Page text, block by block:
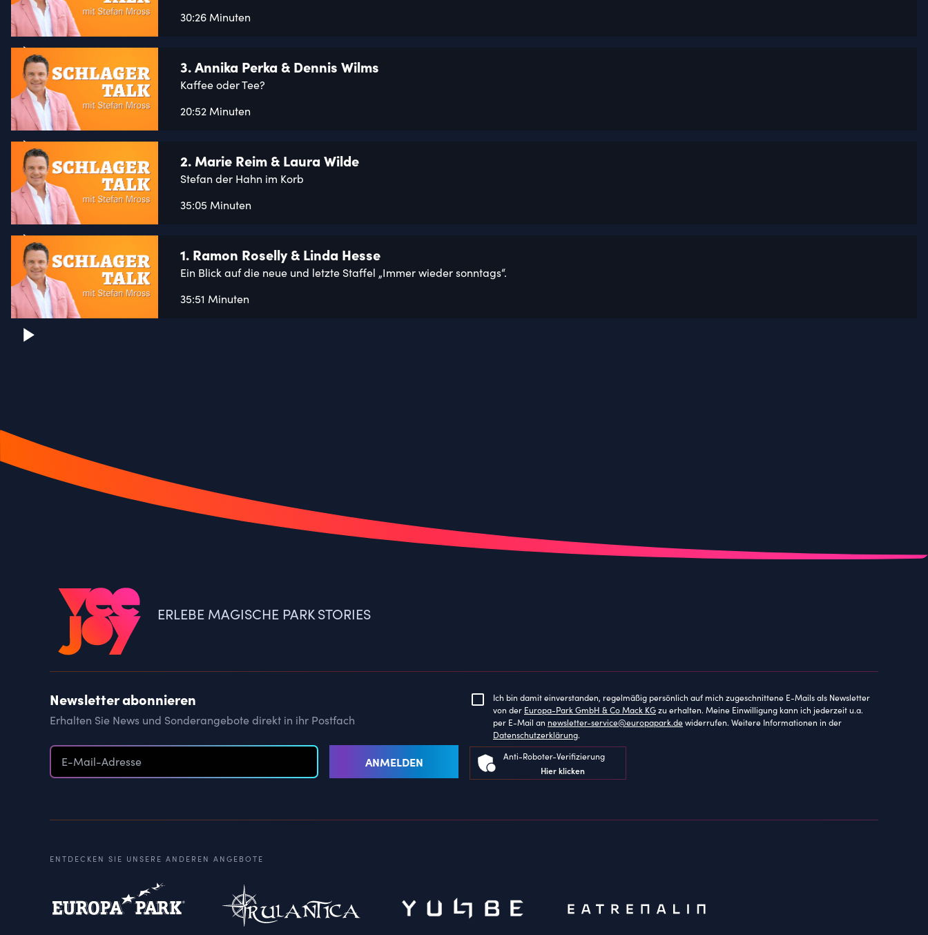
30:26 Minuten
3. Annika Perka & Dennis Wilms
Kaffee oder Tee?
20:52 Minuten
2. Marie Reim & Laura Wilde
Stefan der Hahn im Korb
35:05 Minuten
1. Ramon Roselly & Linda Hesse
Ein Blick auf die neue und letzte Staffel „Immer wieder sonntags“.
35:51 Minuten
ERLEBE MAGISCHE PARK STORIES
Newsletter abonnieren
Erhalten Sie News und Sonderangebote direkt in ihr Postfach
ANMELDEN
Ich bin damit einverstanden, regelmäßig persönlich auf mich zugeschnittene E-Mails als Newsletter
von der Europa-Park GmbH & Co Mack KGzu erhalten. Meine Einwilligung kann ich jederzeit u.a.
per E-Mail an newsletter-service@europapark.dewiderrufen. Weitere Informationen in der
Datenschutzerklärung.
Anti-Roboter-Verifizierung
Hier klicken
ENTDECKEN SIE UNSERE ANDEREN ANGEBOTE